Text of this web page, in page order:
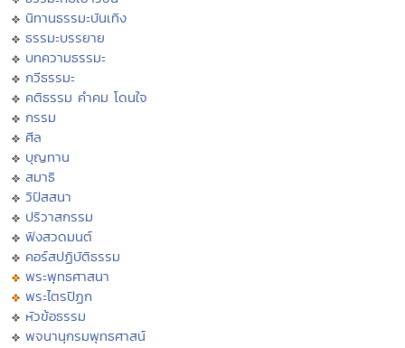
นิทานธรรมะบันเทิง
ธรรมะบรรยาย
บทความธรรมะ
กวีธรรมะ
คติธรรม คำคม โดนใจ
กรรม
ศีล
บุญทาน
สมาธิ
วิปัสสนา
ปริวาสกรรม
ฟังสวดมนต์
คอร์สปฏิบัติธรรม
พระพุทธศาสนา
พระไตรปิฏก
หัวข้อธรรม
พจนานุกรมพุทธศาสน์